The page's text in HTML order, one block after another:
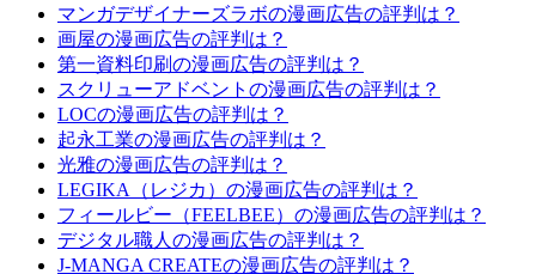
マンガデザイナーズラボの漫画広告の評判は？
画屋の漫画広告の評判は？
第一資料印刷の漫画広告の評判は？
スクリューアドベントの漫画広告の評判は？
LOCの漫画広告の評判は？
起永工業の漫画広告の評判は？
光雅の漫画広告の評判は？
LEGIKA（レジカ）の漫画広告の評判は？
フィールビー（FEELBEE）の漫画広告の評判は？
デジタル職人の漫画広告の評判は？
J-MANGA CREATEの漫画広告の評判は？